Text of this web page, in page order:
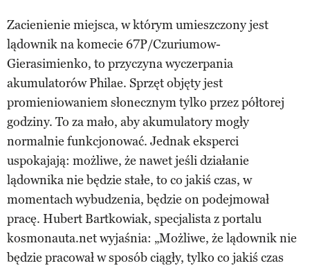
Zacienienie miejsca, w którym umieszczony jest
lądownik na komecie 67P/Czuriumow-
Gierasimienko, to przyczyna wyczerpania
akumulatorów Philae. Sprzęt objęty jest
promieniowaniem słonecznym tylko przez półtorej
godziny. To za mało, aby akumulatory mogły
normalnie funkcjonować. Jednak eksperci
uspokajają: możliwe, że nawet jeśli działanie
lądownika nie będzie stałe, to co jakiś czas, w
momentach wybudzenia, będzie on podejmował
pracę. Hubert Bartkowiak, specjalista z portalu
kosmonauta.net wyjaśnia: „Możliwe, że lądownik nie
będzie pracował w sposób ciągły, tylko co jakiś czas